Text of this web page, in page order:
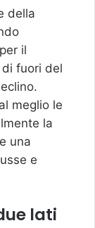
della
il
fuori del
meglio le
la
una
e
lati